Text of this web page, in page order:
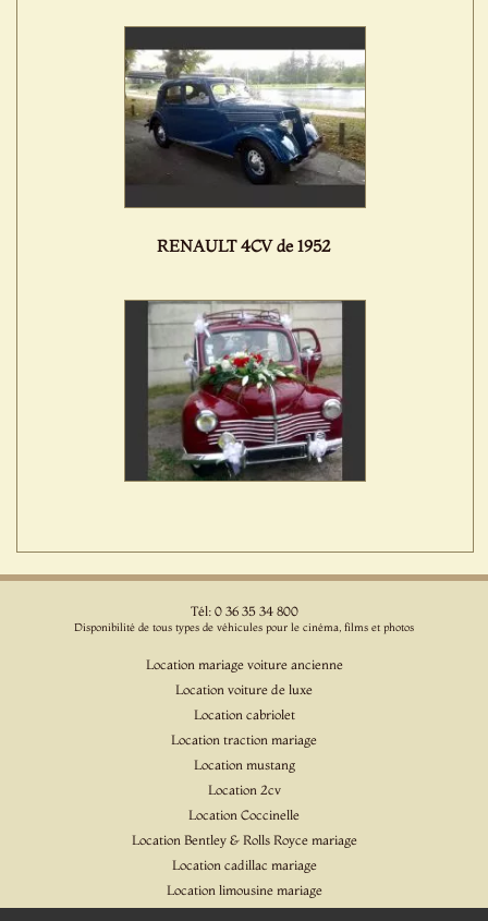
RENAULT 4CV de 1952
Tél: 0 36 35 34 800
Disponibilité de tous types de véhicules pour le cinéma, films et photos
Location mariage voiture ancienne
Location voiture de luxe
Location cabriolet
Location traction mariage
Location mustang
Location 2cv
Location Coccinelle
Location Bentley & Rolls Royce mariage
Location cadillac mariage
Location limousine mariage